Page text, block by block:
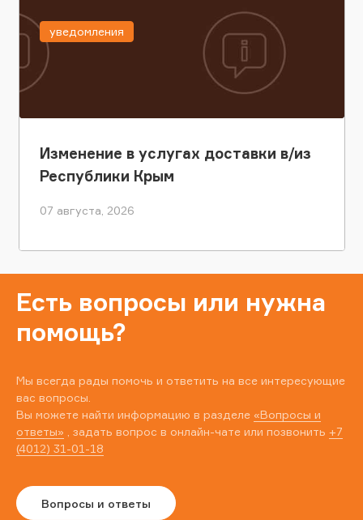
Изменение в услугах доставки в/из
Республики Крым
07 августа, 2026
уведомления
Есть вопросы или нужна
помощь?
Мы всегда рады помочь и ответить на все интересующие
вас вопросы.
Вы можете найти информацию в разделе «Вопросы и
ответы» , задать вопрос в онлайн-чате или позвонить +7
(4012) 31-01-18
Вопросы и ответы